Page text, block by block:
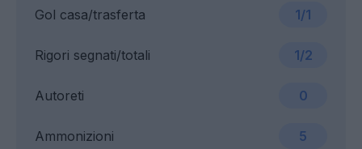
Gol casa/trasferta 1/1
Ammonizioni 5
Rigori segnati/totali 1/2
Autoreti 0